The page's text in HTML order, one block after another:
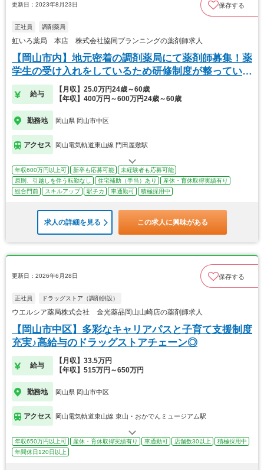
更新日：2023年8月23日 保存する
正社員 調剤薬局
虹いろ薬局 本店 株式会社協同プランニングの薬剤師求人
【岡山市内】地元密着の調剤薬局にて薬剤師募集！薬
学生の受け入れをしているため研修制度が整っていま
す！
給与
【月収】25.0万円24歳～60歳
【年収】400万円～600万円24歳～60歳
勤務地 岡山県 岡山市中区
アクセス 岡山電気軌道東山線 門田屋敷駅
年収600万円以上可 新卒も応募可能
未経験者も応募可能
原則、引越しを伴う転勤なし
住宅補助（手当）あり
産休・育休取得実績有り
総合門前
スキルアップ 駅チカ 車通勤可 積極採用中
求人の詳細を見る この求人に興味がある
更新日：2026年6月28日 保存する
正社員 ドラッグストア（調剤併設）
ウエルシア薬局株式会社 金光薬品岡山山崎店の薬剤師求人
【岡山市中区】多彩なキャリアパスと子育て支援制度
充実♪高給与のドラッグストアチェーン◎
給与
【月収】33.5万円
【年収】515万円～650万円
勤務地 岡山県 岡山市中区
アクセス 岡山電気軌道東山線 東山・おかでんミュージアム駅
年収650万円以上可 産休・育休取得実績有り 車通勤可 店舗数30以上
積極採用中
年間休日120日以上